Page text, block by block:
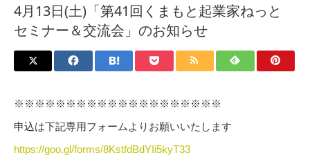
4月13日(土)「第41回くまもと起業家ねっと
セミナー＆交流会」のお知らせ
※※※※※※※※※※※※※※※※※※※※
申込は下記専用フォームよりお願いいたします
https://goo.gl/forms/8KstfdBdYIi5kyT33